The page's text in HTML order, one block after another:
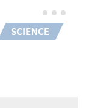
SCIENCE